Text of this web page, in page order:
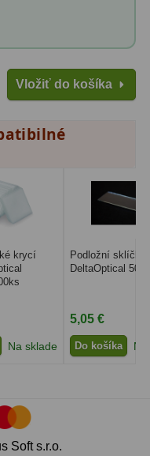
Vložiť do košíka
krycí
Na sklade
Podložní sklíčka
DeltaOptical 50ks
5,05 €
Do košíka
Soft s.r.o.